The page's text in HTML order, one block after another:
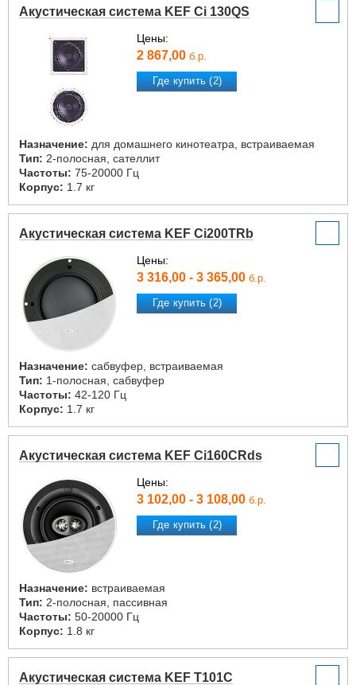
Акустическая система KEF Ci 130QS
Цены:
2 867,00 б.р.
Где купить (2)
Назначение: для домашнего кинотеатра, встраиваемая
Тип: 2-полосная, сателлит
Частоты: 75-20000 Гц
Корпус: 1.7 кг
Акустическая система KEF Ci200TRb
Цены:
3 316,00 - 3 365,00 б.р.
Где купить (2)
Назначение: сабвуфер, встраиваемая
Тип: 1-полосная, сабвуфер
Частоты: 42-120 Гц
Корпус: 1.7 кг
Акустическая система KEF Ci160CRds
Цены:
3 102,00 - 3 108,00 б.р.
Где купить (2)
Назначение: встраиваемая
Тип: 2-полосная, пассивная
Частоты: 50-20000 Гц
Корпус: 1.8 кг
Акустическая система KEF T101C